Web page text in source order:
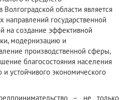
области является
направлений государственной
на создание эффективной
модернизацию и
производственной сферы,
благосостояния населения
устойчивого экономического
– не только